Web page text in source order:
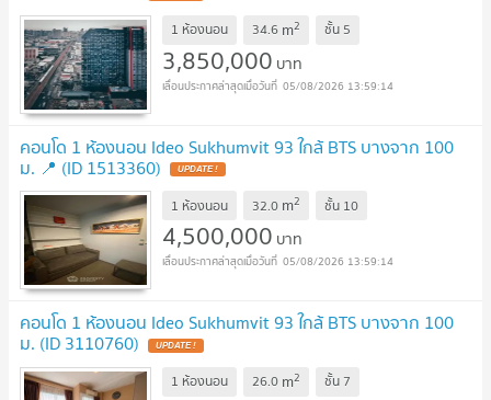
1 ห้องนอน 34.6 m2 ชั้น 5
3,850,000 บาท
05/08/2026 13:59:14
คอนโด 1 ห้องนอน Ideo Sukhumvit 93 ใกล้ BTS บางจาก 100
ม. 📍 (ID 1513360)
1 ห้องนอน 32.0 m2 ชั้น 10
4,500,000 บาท
05/08/2026 13:59:14
คอนโด 1 ห้องนอน Ideo Sukhumvit 93 ใกล้ BTS บางจาก 100
ม. (ID 3110760)
1 ห้องนอน 26.0 m2 ชั้น 7